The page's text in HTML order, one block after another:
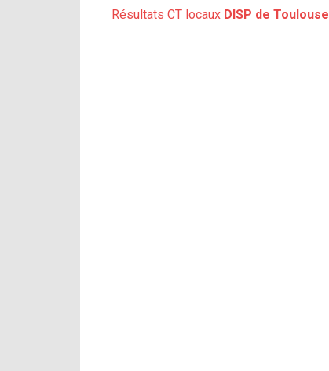
Résultats CT locaux DISP de Toulouse